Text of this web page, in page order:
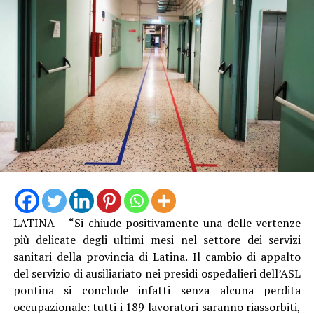
comunale e dalla Croce Rossa Italiana che, grazie
all’impegno e alla disponibilità dei Presidente del
Comitato di Latina, Lorenzo Munari, metterà a
disposizione un medico e un infermiere per tutta la
durata del servizio. Il progetto – aggiunge il dott. Licata
– sarà interamente finanziato dal Comune di Latina e
costruito attraverso una proficua collaborazione tra
istituzioni”.
LATINA – “Si chiude positivamente una delle vertenze
più delicate degli ultimi mesi nel settore dei servizi
sanitari della provincia di Latina. Il cambio di appalto
del servizio di ausiliariato nei presidi ospedalieri dell’ASL
pontina si conclude infatti senza alcuna perdita
occupazionale: tutti i 189 lavoratori saranno riassorbiti,